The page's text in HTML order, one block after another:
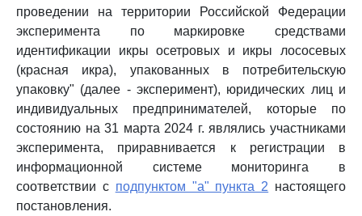
проведении на территории Российской Федерации
эксперимента по маркировке средствами
идентификации икры осетровых и икры лососевых
(красная икра), упакованных в потребительскую
упаковку" (далее - эксперимент), юридических лиц и
индивидуальных предпринимателей, которые по
состоянию на 31 марта 2024 г. являлись участниками
эксперимента, приравнивается к регистрации в
информационной системе мониторинга в
соответствии с подпунктом "а" пункта 2 настоящего
постановления.